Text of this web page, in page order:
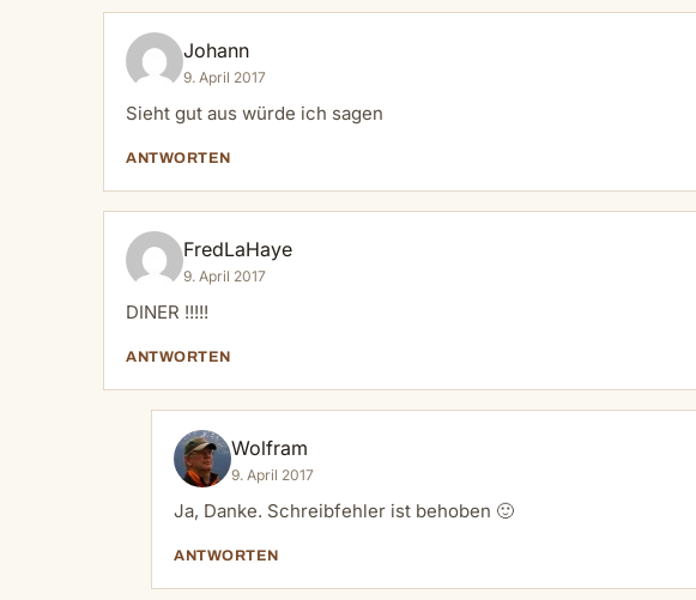
Johann
9. April 2017
Sieht gut aus würde ich sagen
ANTWORTEN
FredLaHaye
9. April 2017
DINER !!!!!
ANTWORTEN
Wolfram
9. April 2017
Ja, Danke. Schreibfehler ist behoben 🙂
ANTWORTEN